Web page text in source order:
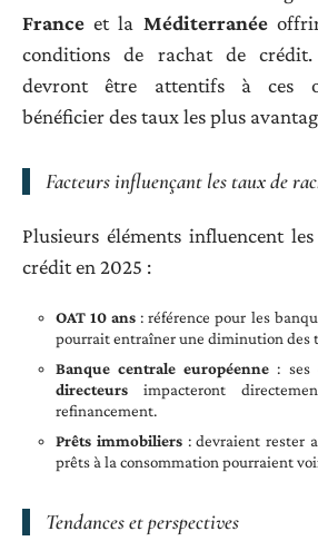
France et la Méditerranée
conditions de rachat de crédit.
devront être attentifs à ces
bénéficier des taux les plus
Facteurs influençant les taux de
Plusieurs éléments influencent
crédit en 2025 :
OAT 10 ans : référence pour les
pourrait entraîner une diminution des
Banque centrale européenne : ses
directeurs impacteront
refinancement.
Prêts immobiliers: devraient rester
prêts à la consommation pourraient
Tendances et perspectives